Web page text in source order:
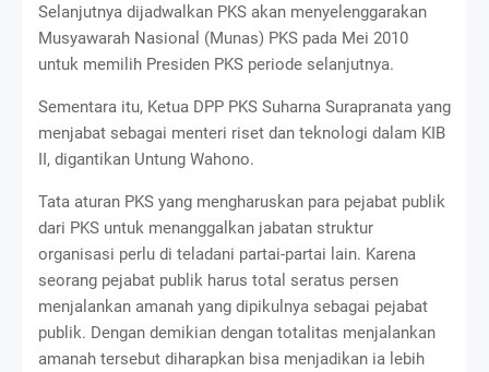
Selanjutnya dijadwalkan PKS akan menyelenggarakan
Musyawarah Nasional (Munas) PKS pada Mei 2010
untuk memilih Presiden PKS periode selanjutnya.
Sementara itu, Ketua DPP PKS Suharna Surapranata yang
menjabat sebagai menteri riset dan teknologi dalam KIB
II, digantikan Untung Wahono.
Tata aturan PKS yang mengharuskan para pejabat publik
dari PKS untuk menanggalkan jabatan struktur
organisasi perlu di teladani partai-partai lain. Karena
seorang pejabat publik harus total seratus persen
menjalankan amanah yang dipikulnya sebagai pejabat
publik. Dengan demikian dengan totalitas menjalankan
amanah tersebut diharapkan bisa menjadikan ia lebih